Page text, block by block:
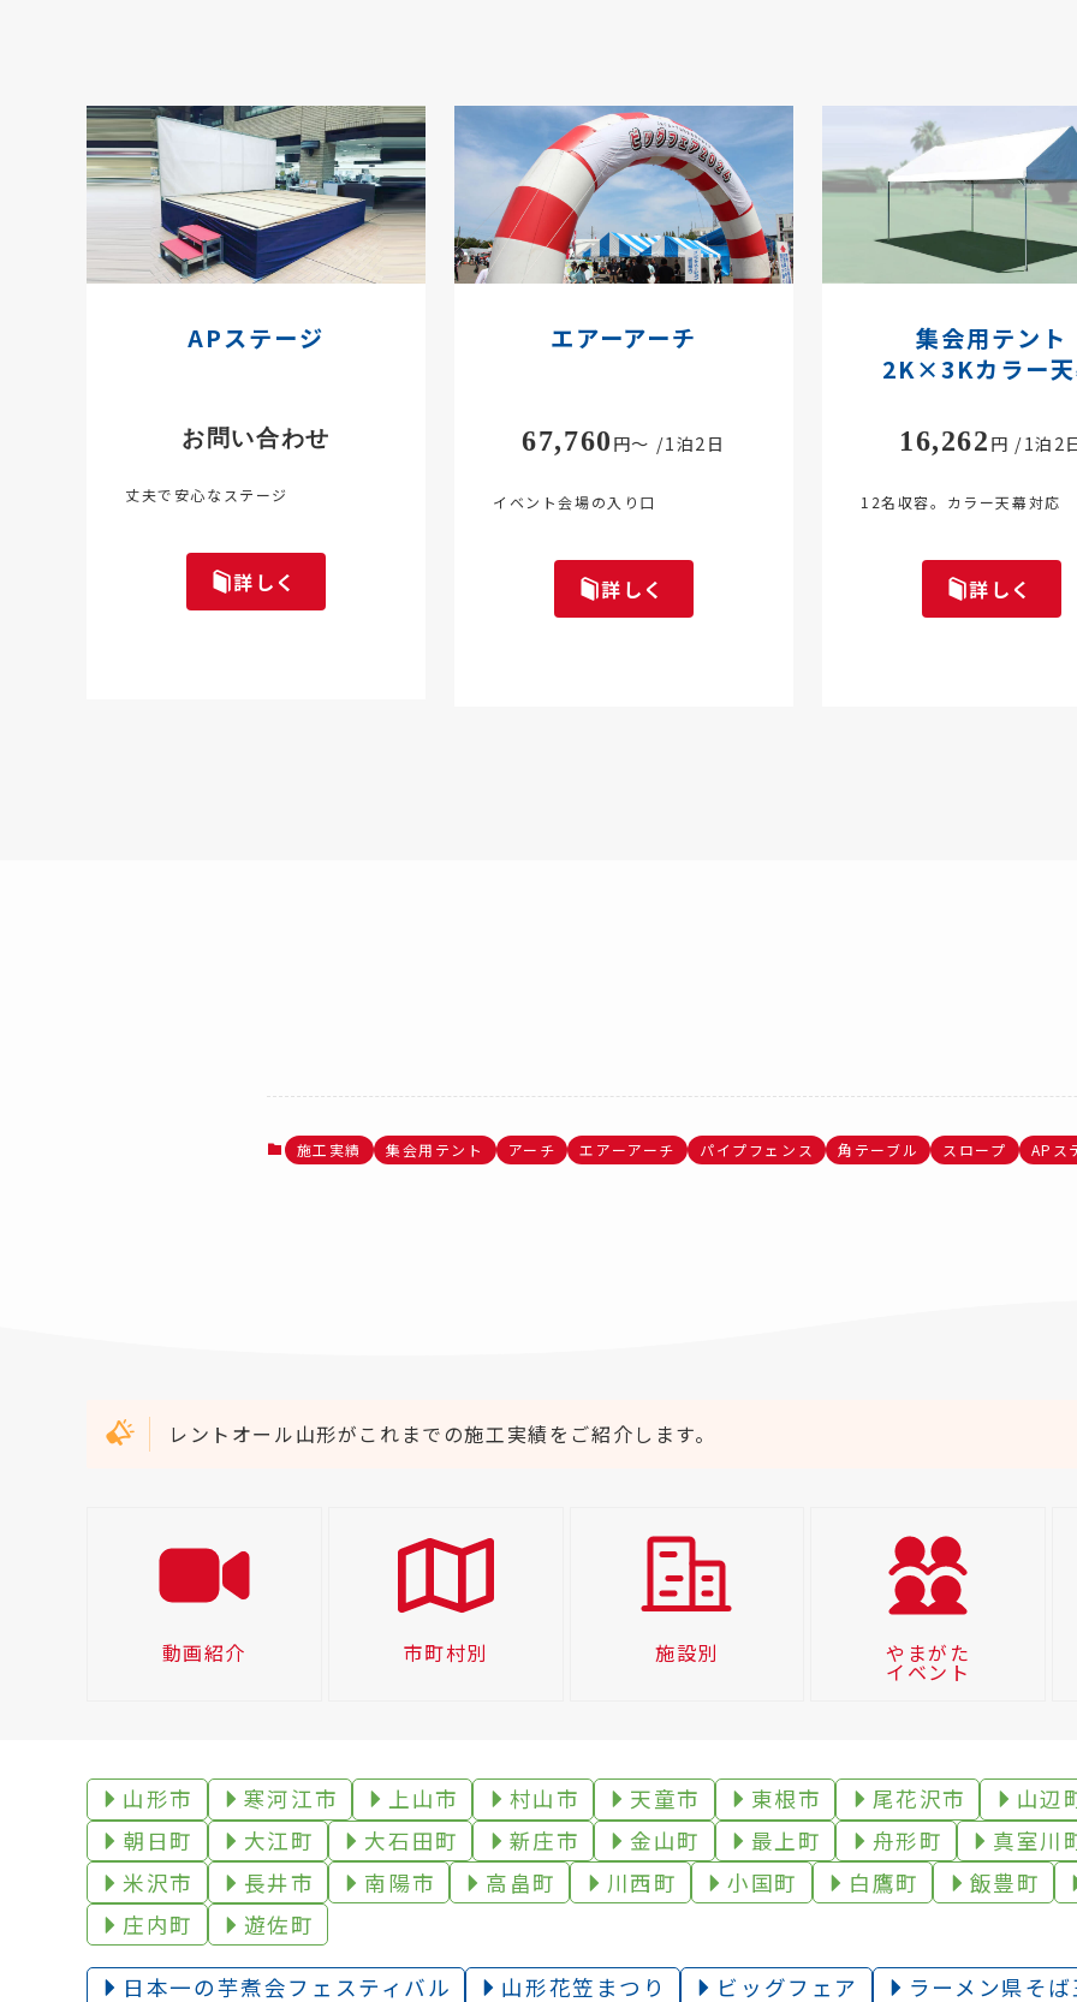
APステージ
お問い合わせ
丈夫で安心なステージ
詳しく
エアーアーチ
67,760円～ /1泊2日
イベント会場の入り口
詳しく
集会用テント
2K×3Kカラー
16,262円 /1泊2
12名収容。カラー天幕対応
詳しく
施工実績 集会用テント アーチ エアーアーチ パイプフェンス 角テーブル スロープ APス
レントオール山形がこれまでの施工実績をご紹介します。
動画紹介 市町村別 施設別 やまがた
イベント
山形市 寒河江市 上山市 村山市 天童市 東根市 尾花沢市
山辺
朝日町
大江町 大石田町 新庄市 金山町 最上町 舟形町
真室川
米沢市
長井市 南陽市 高畠町 川西町 小国町 白鷹町
飯豊町
庄内町
遊佐町
日本一の芋煮会フェスティバル 山形花笠まつり ビッグフェア ラーメン県そ